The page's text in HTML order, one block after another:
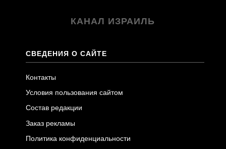
КАНАЛ ИЗРАИЛЬ
СВЕДЕНИЯ О САЙТЕ
Контакты
Условия пользования сайтом
Состав редакции
Заказ рекламы
Политика конфиденциальности